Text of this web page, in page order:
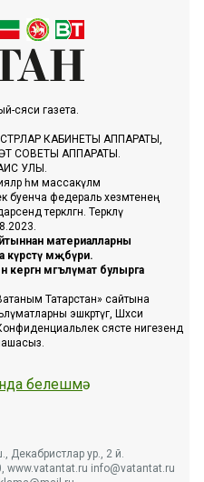
сәяси газета.
КАБИНЕТЫ АППАРАТЫ,
СОВЕТЫ АППАРАТЫ.
УЛЫ.
һәм массакүләм
буенча федераль хезмәтенең
теркәлгән. Теркәлү
материалларны
мәҗбүри.
кергән мәгълүмат булырга
Татарстан» сайтына
эшкәртүгә, Шәхси
сәясәте нигезендә
белешмә
Декабристлар ур., 2 й.
www.vatantat.ru info@vatantat.ru